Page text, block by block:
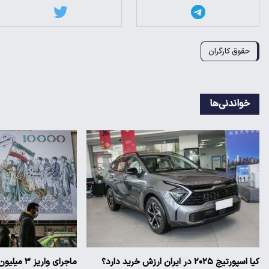
حقوق کارگران
خواندنی‌ها
کیا اسپورتیج ۲۰۲۵ در ایران ارزش خرید دارد؟ ماجرای